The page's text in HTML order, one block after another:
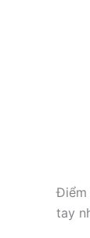
Điểm
tay